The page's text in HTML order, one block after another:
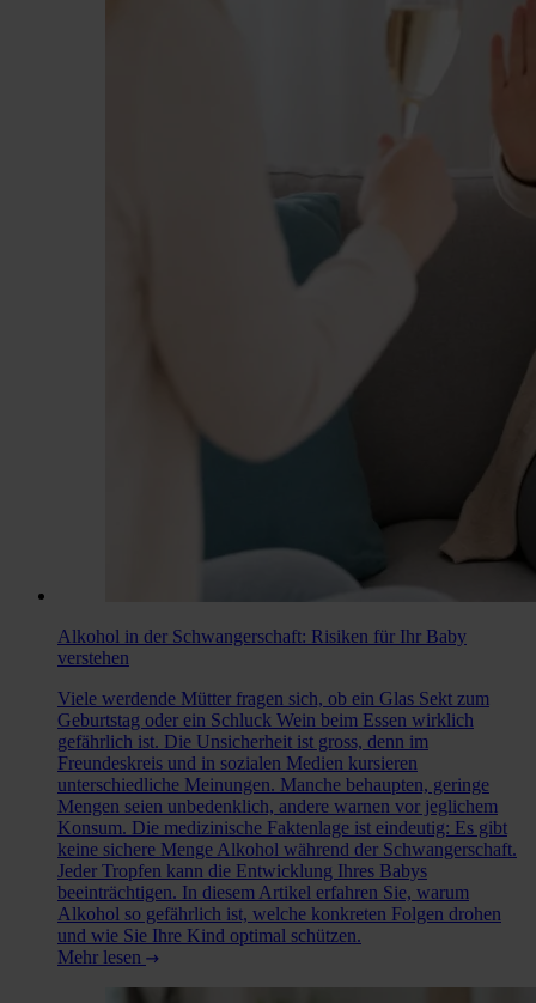
Alkohol in der Schwangerschaft: Risiken für Ihr Baby
verstehen
Viele werdende Mütter fragen sich, ob ein Glas Sekt zum
Geburtstag oder ein Schluck Wein beim Essen wirklich
gefährlich ist. Die Unsicherheit ist gross, denn im
Freundeskreis und in sozialen Medien kursieren
unterschiedliche Meinungen. Manche behaupten, geringe
Mengen seien unbedenklich, andere warnen vor jeglichem
Konsum. Die medizinische Faktenlage ist eindeutig: Es gibt
keine sichere Menge Alkohol während der Schwangerschaft.
Jeder Tropfen kann die Entwicklung Ihres Babys
beeinträchtigen. In diesem Artikel erfahren Sie, warum
Alkohol so gefährlich ist, welche konkreten Folgen drohen
und wie Sie Ihre Kind optimal schützen.
Mehr lesen